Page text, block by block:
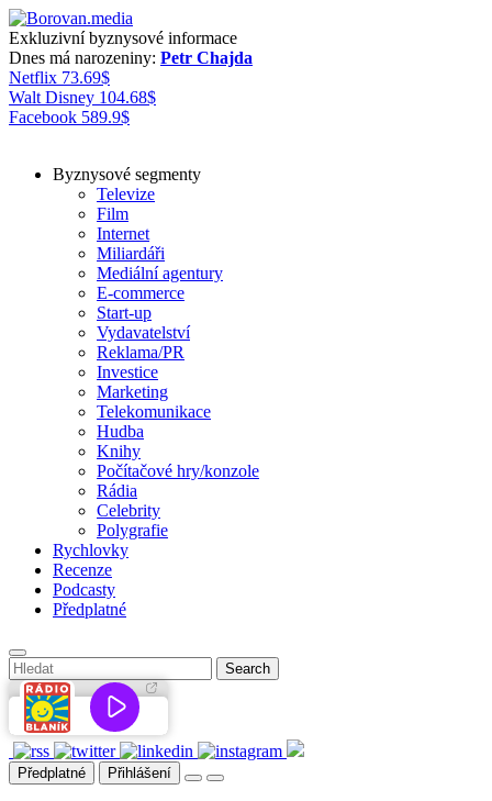
Exkluzivní byznysové informace
Dnes má narozeniny: Petr Chajda
Netflix 73.69$
Walt Disney 104.68$
Facebook 589.9$
Byznysové segmenty
Televize
Film
Internet
Miliardáři
Mediální agentury
E-commerce
Start-up
Vydavatelství
Reklama/PR
Investice
Marketing
Telekomunikace
Hudba
Knihy
Počítačové hry/konzole
Rádia
Celebrity
Polygrafie
Rychlovky
Recenze
Podcasty
Předplatné
Předplatné Přihlášení